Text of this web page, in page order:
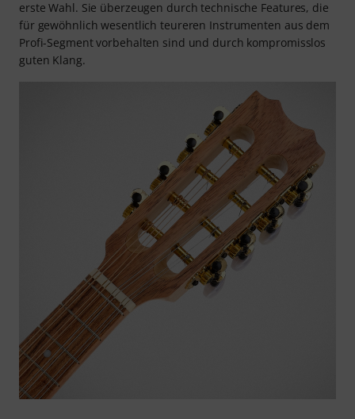
erste Wahl. Sie überzeugen durch technische Features, die
für gewöhnlich wesentlich teureren Instrumenten aus dem
Profi-Segment vorbehalten sind und durch kompromisslos
guten Klang.